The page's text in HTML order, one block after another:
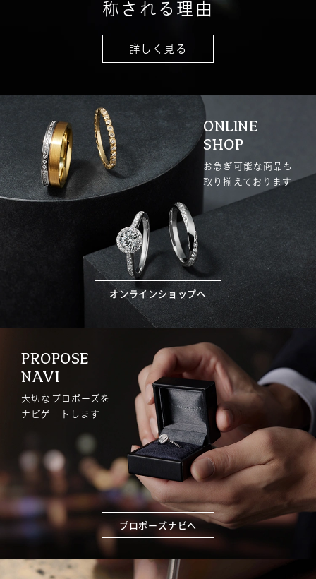
称される理由
詳しく見る
ONLINE
SHOP
お急ぎ可能な商品も
取り揃えております
オンラインショップへ
PROPOSE
NAVI
大切なプロポーズを
ナビゲートします
プロポーズナビへ